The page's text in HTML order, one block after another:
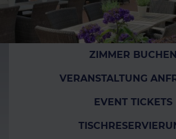
ZIMMER BUCHEN
VERANSTALTUNG
EVENT TICKETS